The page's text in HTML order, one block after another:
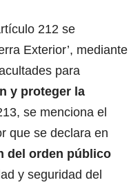
212 se
Exterior’, mediante
para
y proteger la
se menciona el
que se declara en
del orden público
y seguridad del